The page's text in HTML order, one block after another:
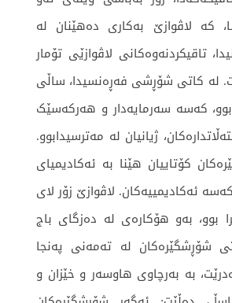
کە لاڤوازێ بەکاری دەھێنان لە
تاقیکردنەوەکانی لاڤوازێی تۆمار
لە کاتی شۆڕشی فەڕەنسیدا، ساڵی
کەسە سەرمایەدار و ھەرکەسێک
ژیانیان لە مەترسیدابوو.
شۆڕشگێرەکان کۆتاییان ھێنا بە ئەکادیمیای
ئەکادیمییەکان. لاڤوازێ زۆر لای
بوو، بەو ھۆکارەی لە دەزگای باج
شۆڕشگێرەکان لە تەمەنی پەنجا
بە بەرچاوی ھاوسەر و خێزان و